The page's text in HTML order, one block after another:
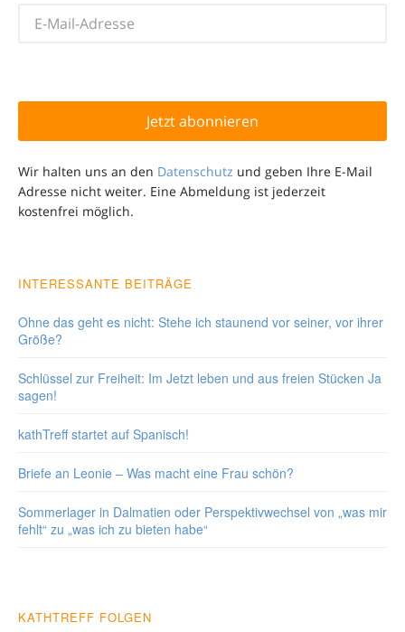
Wir halten uns an den Datenschutz und geben Ihre E-Mail
Adresse nicht weiter. Eine Abmeldung ist jederzeit
kostenfrei möglich.
INTERESSANTE BEITRÄGE
Ohne das geht es nicht: Stehe ich staunend vor seiner, vor ihrer
Größe?
Schlüssel zur Freiheit: Im Jetzt leben und aus freien Stücken Ja
sagen!
kathTreff startet auf Spanisch!
Briefe an Leonie – Was macht eine Frau schön?
Sommerlager in Dalmatien oder Perspektivwechsel von „was mir
fehlt“ zu „was ich zu bieten habe“
KATHTREFF FOLGEN